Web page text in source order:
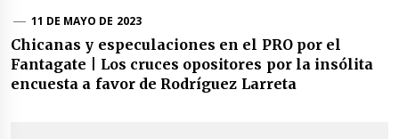
11 DE MAYO DE 2023
Chicanas y especulaciones en el PRO por el
Fantagate | Los cruces opositores por la insólita
encuesta a favor de Rodríguez Larreta